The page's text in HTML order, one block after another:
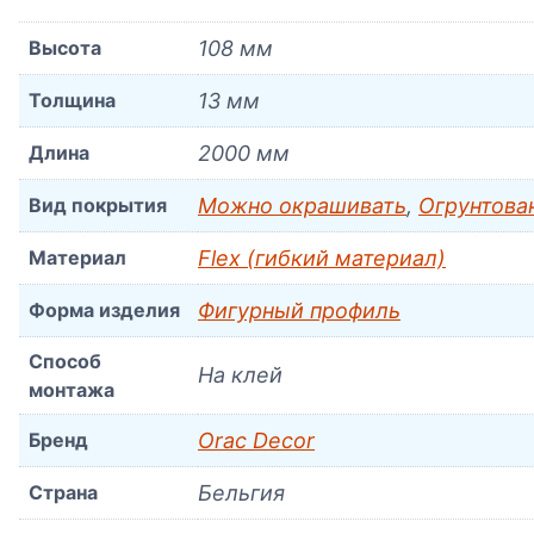
Высота 108 мм
Толщина 13 мм
Длина 2000 мм
Вид покрытия Можно окрашивать,
Материал Flex (гибкий материал)
Форма изделия Фигурный профиль
Способ
монтажа
На клей
Бренд Orac Decor
Страна Бельгия